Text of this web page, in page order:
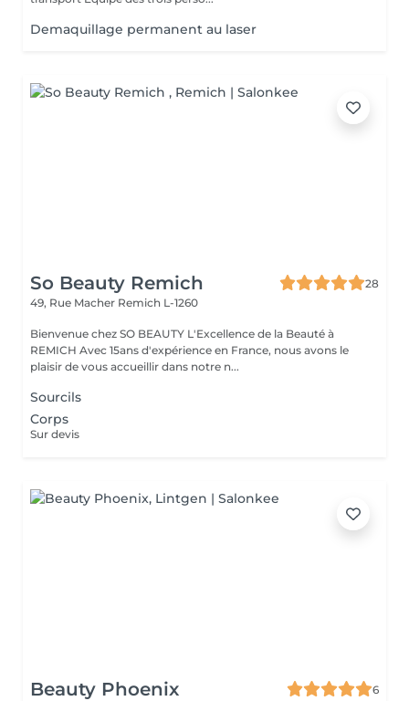
Demaquillage permanent au laser
So Beauty Remich
28
49, Rue Macher Remich L-1260
Bienvenue chez SO BEAUTY L'Excellence de la Beauté à
REMICH Avec 15ans d'expérience en France, nous avons le
plaisir de vous accueillir dans notre n...
Sourcils
Corps
Sur devis
Beauty Phoenix
6